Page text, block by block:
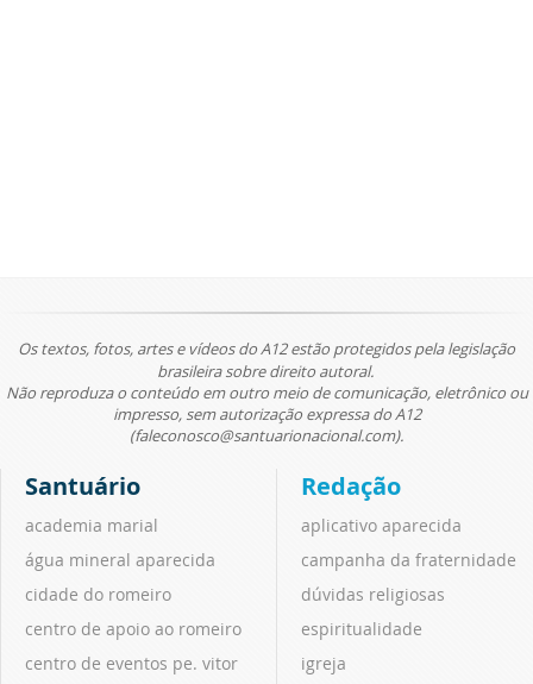
Os textos, fotos, artes e vídeos do A12 estão protegidos pela legislação
brasileira sobre direito autoral.
Não reproduza o conteúdo em outro meio de comunicação, eletrônico ou
impresso, sem autorização expressa do A12
(faleconosco@santuarionacional.com).
Santuário
academia marial
água mineral aparecida
cidade do romeiro
centro de apoio ao romeiro
centro de eventos pe. vitor
Redação
aplicativo aparecida
campanha da fraternidade
dúvidas religiosas
espiritualidade
igreja